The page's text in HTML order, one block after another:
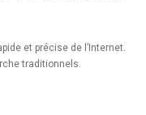
et précise de l’Internet.
traditionnels.